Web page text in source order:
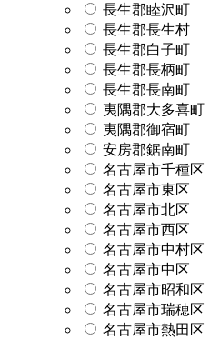
長生郡睦沢町
長生郡長生村
長生郡白子町
長生郡長柄町
長生郡長南町
夷隅郡大多喜町
夷隅郡御宿町
安房郡鋸南町
名古屋市千種区
名古屋市東区
名古屋市北区
名古屋市西区
名古屋市中村区
名古屋市中区
名古屋市昭和区
名古屋市瑞穂区
名古屋市熱田区